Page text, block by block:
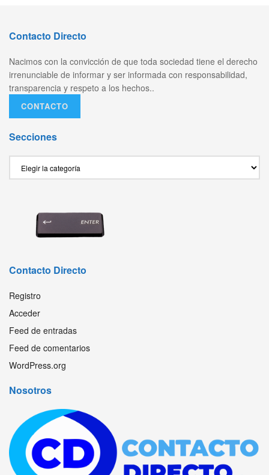
Contacto Directo
Nacimos con la convicción de que toda sociedad tiene el derecho
irrenunciable de informar y ser informada con responsabilidad,
transparencia y respeto a los hechos..
CONTACTO
Secciones
Contacto Directo
Registro
Acceder
Feed de entradas
Feed de comentarios
WordPress.org
Nosotros